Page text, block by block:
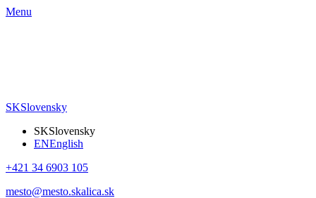
Menu
SKSlovensky
SKSlovensky
ENEnglish
+421 34 6903 105
mesto@mesto.skalica.sk